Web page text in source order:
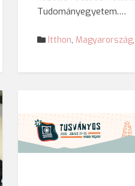
Tudományegyetem.…
Itthon, Magyarország,